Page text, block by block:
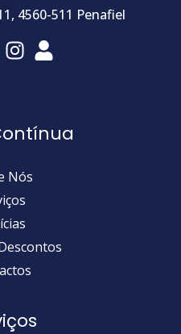
4560-511 Penafiel
Nós